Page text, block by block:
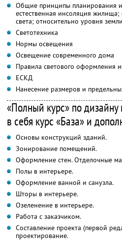
Общие принципы планирования
естественная инсоляция
света; относительно уровня
Светотехника
Нормы освещения
Освещение современного дома
Правила светового оформления
ЕСКД
Нанесение размеров и
«Полный курс» по
в себя курс «База» и
Основы конструкций зданий.
Зонирование помещений.
Оформление стен. Отделочные
Полы в интерьере.
Оформление ванной и санузла.
Шторы в интерьере.
Озеленение в интерьере.
Работа с заказчиком.
Составление проекта (первой
проектирование.